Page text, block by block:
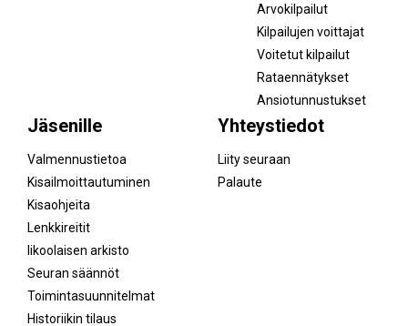
Arvokilpailut
Kilpailujen voittajat
Voitetut kilpailut
Rataennätykset
Ansiotunnustukset
Jäsenille
Valmennustietoa
Kisailmoittautuminen
Kisaohjeita
Lenkkireitit
Iikoolaisen arkisto
Seuran säännöt
Toimintasuunnitelmat
Historiikin tilaus
Yhteystiedot
Liity seuraan
Palaute